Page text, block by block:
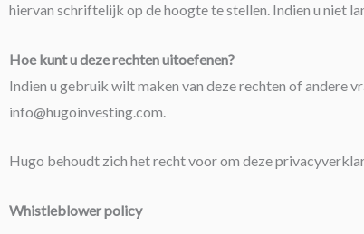
hiervan schriftelijk op de hoogte te stellen. Indien u niet
Hoe kunt u deze rechten uitoefenen?
Indien u gebruik wilt maken van deze rechten of andere
info@hugoinvesting.com.
Hugo behoudt zich het recht voor om deze
Whistleblower policy